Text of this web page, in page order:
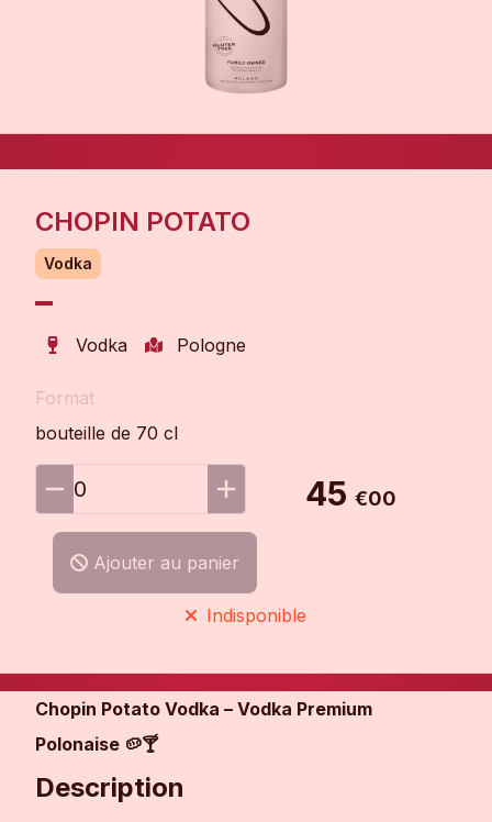
CHOPIN POTATO
Vodka
Vodka Pologne
Format
bouteille de 70 cl
0 45€00
Ajouter au panier
Indisponible
Chopin Potato Vodka – Vodka Premium
Polonaise 🥔🍸
Description